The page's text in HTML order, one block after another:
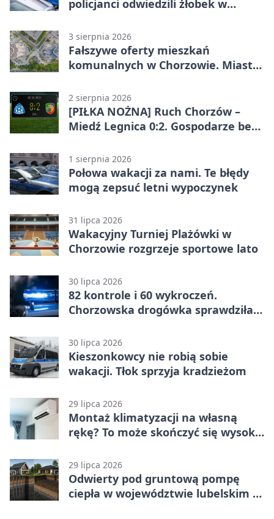
policjanci odwiedzili żłobek w
3 sierpnia 2026
Fałszywe oferty mieszkań
komunalnych w Chorzowie. Miasto
2 sierpnia 2026
[PIŁKA NOŻNA] Ruch Chorzów –
Miedź Legnica 0:2. Gospodarze bez
1 sierpnia 2026
Połowa wakacji za nami. Te błędy
mogą zepsuć letni wypoczynek
31 lipca 2026
Wakacyjny Turniej Plażówki w
Chorzowie rozgrzeje sportowe lato
30 lipca 2026
82 kontrole i 60 wykroczeń.
Chorzowska drogówka sprawdziła
30 lipca 2026
Kieszonkowcy nie robią sobie
wakacji. Tłok sprzyja kradzieżom
29 lipca 2026
Montaż klimatyzacji na własną
rękę? To może skończyć się wysoką
29 lipca 2026
Odwierty pod gruntową pompę
ciepła w województwie lubelskim -